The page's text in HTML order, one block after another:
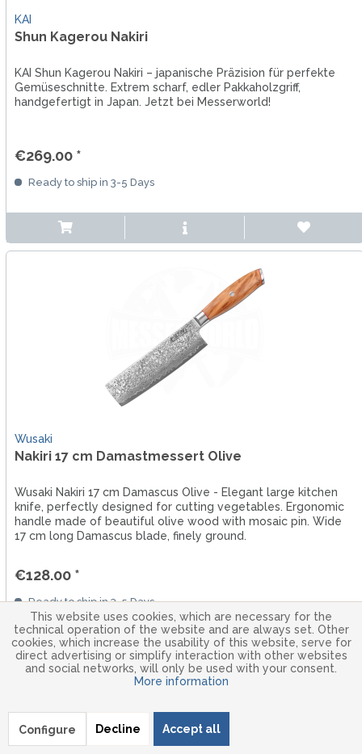
KAI
Shun Kagerou Nakiri
KAI Shun Kagerou Nakiri – japanische Präzision für perfekte
Gemüseschnitte. Extrem scharf, edler Pakkaholzgriff,
handgefertigt in Japan. Jetzt bei Messerworld!
€269.00 *
Ready to ship in 3-5 Days
Wusaki
Nakiri 17 cm Damastmessert Olive
Wusaki Nakiri 17 cm Damascus Olive - Elegant large kitchen
knife, perfectly designed for cutting vegetables. Ergonomic
handle made of beautiful olive wood with mosaic pin. Wide
17 cm long Damascus blade, finely ground.
€128.00 *
Ready to ship in 3-5 Days
This website uses cookies, which are necessary for the
technical operation of the website and are always set. Other
cookies, which increase the usability of this website, serve for
direct advertising or simplify interaction with other websites
and social networks, will only be used with your consent.
More information
Decline Accept all
Configure